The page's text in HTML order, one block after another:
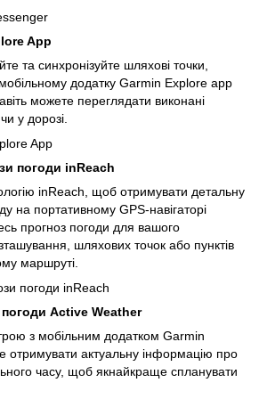
App
та синхронізуйте шляхові точки,
додатку Garmin Explore app
можете переглядати виконані
у дорозі.
погоди inReach
inReach, щоб отримувати детальну
на портативному GPS-навігаторі
прогноз погоди для вашого
шляхових точок або пунктів
маршруті.
погоди Active Weather
з мобільним додатком Garmin
отримувати актуальну інформацію про
часу, щоб якнайкраще спланувати